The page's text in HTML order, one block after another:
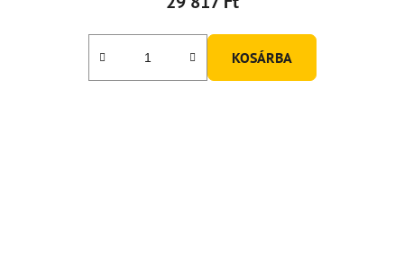
KOSÁRBA